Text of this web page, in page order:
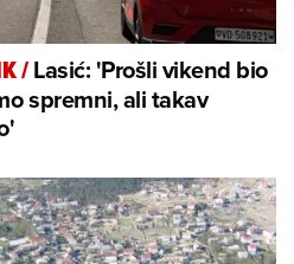
/Lasić: 'Prošli vikend bio
spremni, ali takav